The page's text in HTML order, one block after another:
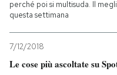
perché poi si multisuda. Il
questa settimana
7/12/2018
Le cose più ascoltate su